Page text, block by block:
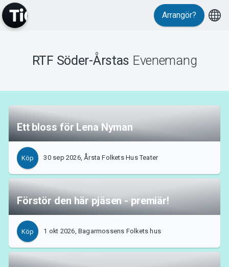
MyTickster
Arrangör?
RTF Söder-Årstas Evenemang
Ett bloss för Lena Nyman
Köp 30 sep 2026, Årsta Folkets Hus Teater
Förstör den här pjäsen - premiär!
Köp 1 okt 2026, Bagarmossens Folkets hus